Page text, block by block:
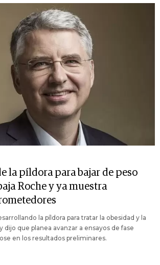
la píldora para bajar de peso
Roche y ya muestra
la píldora para tratar la obesidad y la
dijo que planea avanzar a ensayos de fase
en los resultados preliminares.